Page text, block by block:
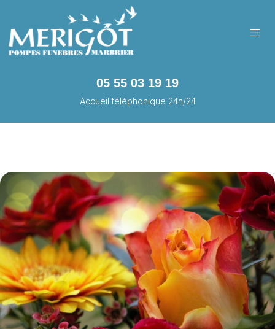
05 55 03 19 19
Accueil téléphonique 24h/24